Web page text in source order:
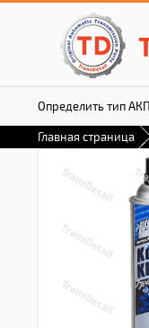
Определить тип
Главная страница